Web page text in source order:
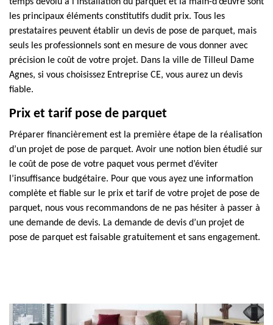
les principaux éléments constitutifs dudit prix. Tous les
prestataires peuvent établir un devis de pose de parquet, mais
seuls les professionnels sont en mesure de vous donner avec
précision le coût de votre projet. Dans la ville de Tilleul Dame
Agnes, si vous choisissez Entreprise CE, vous aurez un devis
fiable.
Prix et tarif pose de parquet
Préparer financièrement est la première étape de la réalisation
d’un projet de pose de parquet. Avoir une notion bien étudié sur
le coût de pose de votre paquet vous permet d’éviter
l’insuffisance budgétaire. Pour que vous ayez une information
complète et fiable sur le prix et tarif de votre projet de pose de
parquet, nous vous recommandons de ne pas hésiter à passer à
une demande de devis. La demande de devis d’un projet de
pose de parquet est faisable gratuitement et sans engagement.